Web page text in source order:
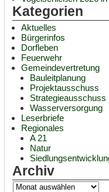
Kategorien
Aktuelles
Bürgerinfos
Dorfleben
Feuerwehr
Gemeindevertretung
Bauleitplanung
Projektausschuss
Strategieausschuss
Wasserversorgung
Leserbriefe
Regionales
A 21
Natur
Archiv